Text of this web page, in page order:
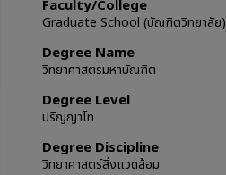
Faculty/College
Graduate School (บัณฑิตวิทยาลัย)
Degree Name
วิทยาศาสตรมหาบัณฑิต
Degree Level
ปริญญาโท
Degree Discipline
วิทยาศาสตร์สิ่งแวดล้อม